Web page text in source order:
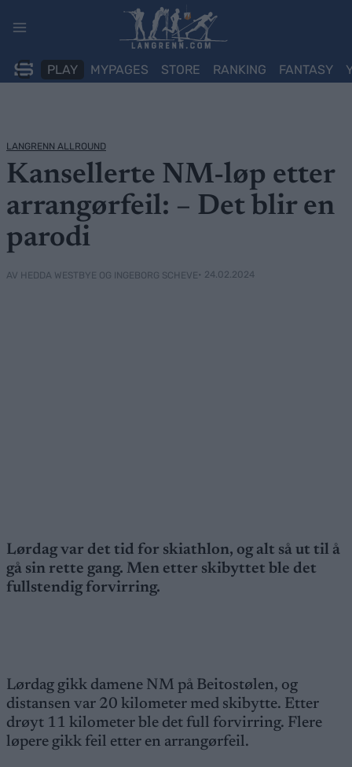
PLAY MYPAGES STORE RANKING FANTASY
LANGRENN ALLROUND
Kansellerte NM-løp etter
arrangørfeil: – Det blir en
parodi
AV HEDDA WESTBYE OG INGEBORG SCHEVE• 24.02.2024
Lørdag var det tid for skiathlon, og alt så ut til å
gå sin rette gang. Men etter skibyttet ble det
fullstendig forvirring.
Lørdag gikk damene NM på Beitostølen, og
distansen var 20 kilometer med skibytte. Etter
drøyt 11 kilometer ble det full forvirring. Flere
løpere gikk feil etter en arrangørfeil.